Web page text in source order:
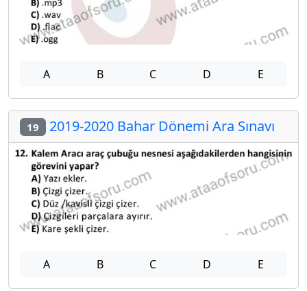
A B C D E
19 2019-2020 Bahar Dönemi Ara Sınavı
A B C D E